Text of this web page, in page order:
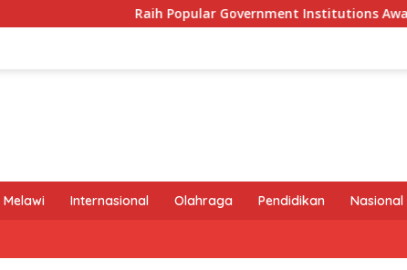
Raih Popular Government Institutions Award
Melawi Internasional Olahraga Pendidikan Nasional